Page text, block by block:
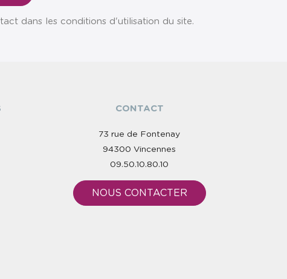
dans les conditions d'utilisation du site.
CONTACT
73 rue de Fontenay
94300 Vincennes
09.50.10.80.10
NOUS CONTACTER